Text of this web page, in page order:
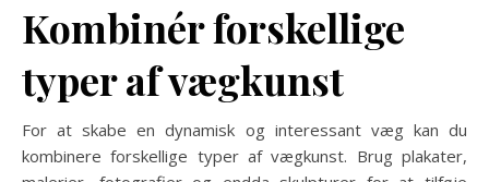
Kombinér forskellige
typer af vægkunst
For at skabe en dynamisk og interessant væg kan du
kombinere forskellige typer af vægkunst. Brug plakater,